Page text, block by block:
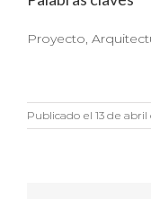
Proyecto,
Publicado el 13 de abril